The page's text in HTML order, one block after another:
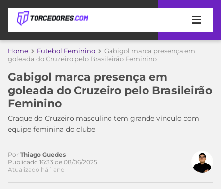
APOSTAS
DE
APOSTA
MELHORES
SITES
DE
APOSTAS
2026
COPA
DO
MUNDO
TIMES
MEU
TIME
CAMPEONATOS
Home Futebol Feminino
Gabigol marca presença em
goleada do Cruzeiro pelo Brasileirão Feminino
Gabigol marca presença em
goleada do Cruzeiro pelo Brasileirão
Feminino
Craque do Cruzeiro masculino tem grande vínculo com
equipe feminina do clube
Por Thiago Guedes
Publicado 16:33 de 08/06/2025
Atualizado há 1 ano